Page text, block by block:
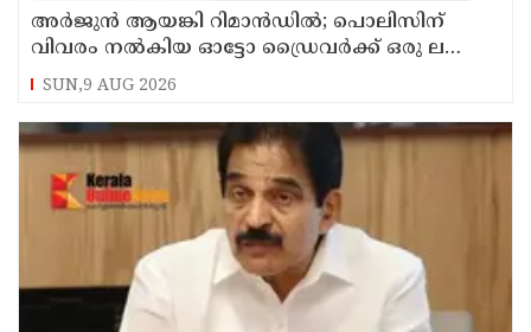
അര്‍ജുന്‍ ആയങ്കി റിമാന്‍ഡില്‍; പൊലിസിന്
വിവരം നൽകിയ ഓട്ടോ ഡ്രൈവർക്ക് ഒരു ലക്ഷം
പാരിതോഷികം നൽകുമെന്ന് മന്ത്രി
SUN,9 AUG 2026